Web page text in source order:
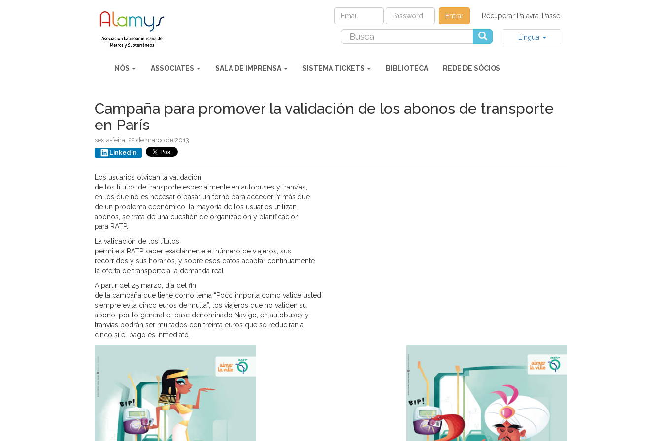
Entrar Recuperar Palavra-Passe
Lingua
NÓS ASSOCIATES SALA DE IMPRENSA SISTEMA TICKETS BIBLIOTECA REDE DE SÓCIOS
Campaña para promover la validación de los abonos de transporte
en París
sexta-feira, 22 de março de 2013
LinkedIn
Los usuarios olvidan la validación
de los títulos de transporte especialmente en autobuses y tranvías,
en los que no es necesario pasar un torno para acceder. Y más que
de un problema económico, la mayoría de los usuarios utilizan
abonos, se trata de una cuestión de organización y planificación
para RATP.
La validación de los títulos
permite a RATP saber exactamente el número de viajeros, sus
recorridos y sus horarios, y sobre esos datos adaptar continuamente
la oferta de transporte a la demanda real.
A partir del 25 marzo, día del fin
de la campaña que tiene como lema “Poco importa como valide usted,
siempre evita cinco euros de multa”, los viajeros que no validen su
abono, por lo general el pase denominado Navigo, en autobuses y
tranvías podrán ser multados con treinta euros que se reducirán a
cinco si el pago es inmediato.